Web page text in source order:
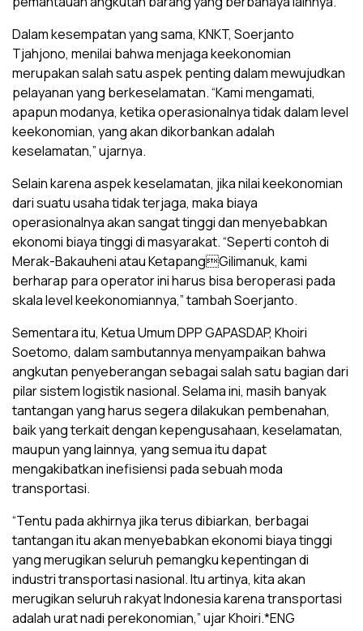
Dalam kesempatan yang sama, KNKT, Soerjanto
Tjahjono, menilai bahwa menjaga keekonomian
merupakan salah satu aspek penting dalam mewujudkan
pelayanan yang berkeselamatan. “Kami mengamati,
apapun modanya, ketika operasionalnya tidak dalam level
keekonomian, yang akan dikorbankan adalah
keselamatan,” ujarnya.
Selain karena aspek keselamatan, jika nilai keekonomian
dari suatu usaha tidak terjaga, maka biaya
operasionalnya akan sangat tinggi dan menyebabkan
ekonomi biaya tinggi di masyarakat. “Seperti contoh di
Merak-Bakauheni atau KetapangGilimanuk, kami
berharap para operator ini harus bisa beroperasi pada
skala level keekonomiannya,” tambah Soerjanto.
Sementara itu, Ketua Umum DPP GAPASDAP, Khoiri
Soetomo, dalam sambutannya menyampaikan bahwa
angkutan penyeberangan sebagai salah satu bagian dari
pilar sistem logistik nasional. Selama ini, masih banyak
tantangan yang harus segera dilakukan pembenahan,
baik yang terkait dengan kepengusahaan, keselamatan,
maupun yang lainnya, yang semua itu dapat
mengakibatkan inefisiensi pada sebuah moda
transportasi.
“Tentu pada akhirnya jika terus dibiarkan, berbagai
tantangan itu akan menyebabkan ekonomi biaya tinggi
yang merugikan seluruh pemangku kepentingan di
industri transportasi nasional. Itu artinya, kita akan
merugikan seluruh rakyat Indonesia karena transportasi
adalah urat nadi perekonomian,” ujar Khoiri.*ENG